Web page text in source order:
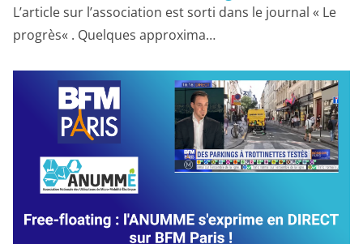
L’article sur l’association est sorti dans le journal « Le
progrès« . Quelques approxima…